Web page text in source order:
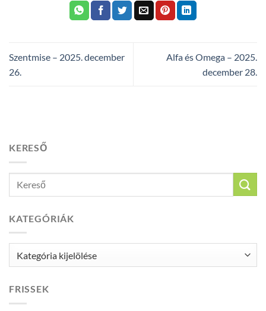
Szentmise – 2025. december
26.
Alfa és Omega – 2025.
december 28.
KERESŐ
KATEGÓRIÁK
FRISSEK